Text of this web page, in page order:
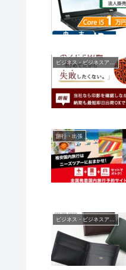
旅行・出張
ビジネス・ビジネスアイテム